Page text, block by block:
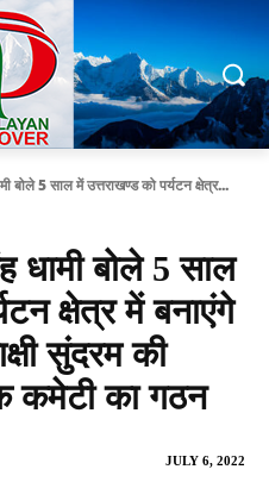
बोले 5 साल में उत्तराखण्ड को पर्यटन क्षेत्र...
धामी बोले 5 साल
क्षेत्र में बनाएंगे
सुंदरम की
कमेटी का गठन
JULY 6, 2022